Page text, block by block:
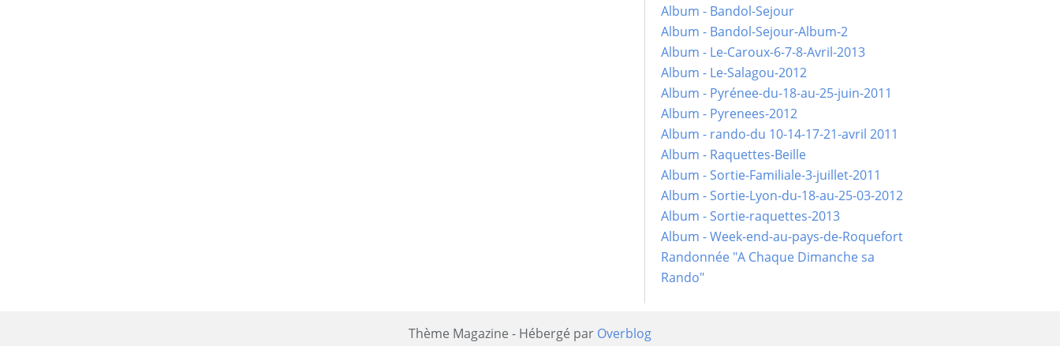
Album - Bandol-Sejour
Album - Bandol-Sejour-Album-2
Album - Le-Caroux-6-7-8-Avril-2013
Album - Le-Salagou-2012
Album - Pyrénee-du-18-au-25-juin-2011
Album - Pyrenees-2012
Album - rando-du 10-14-17-21-avril 2011
Album - Raquettes-Beille
Album - Sortie-Familiale-3-juillet-2011
Album - Sortie-Lyon-du-18-au-25-03-2012
Album - Sortie-raquettes-2013
Album - Week-end-au-pays-de-Roquefort
Randonnée "A Chaque Dimanche sa
Rando"
Thème Magazine - Hébergé par Overblog